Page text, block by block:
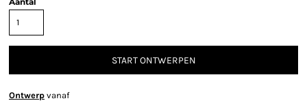
START ONTWERPEN
Ontwerp vanaf